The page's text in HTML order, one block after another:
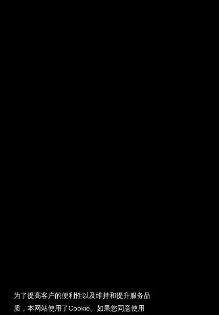
为了提高客户的便利性以及维持和提升服务品
质，本网站使用了Cookie。如果您同意使用